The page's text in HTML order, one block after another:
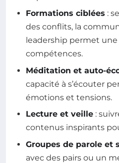
Formations ciblées :
des conflits, la
leadership permet
compétences.
Méditation et auto-
capacité à s’écouter
émotions et tensions.
Lecture et veille :
contenus inspirants
Groupes de parole et
avec des pairs ou un